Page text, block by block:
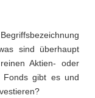
sind überhaupt
Aktien- oder
Fonds gibt es und